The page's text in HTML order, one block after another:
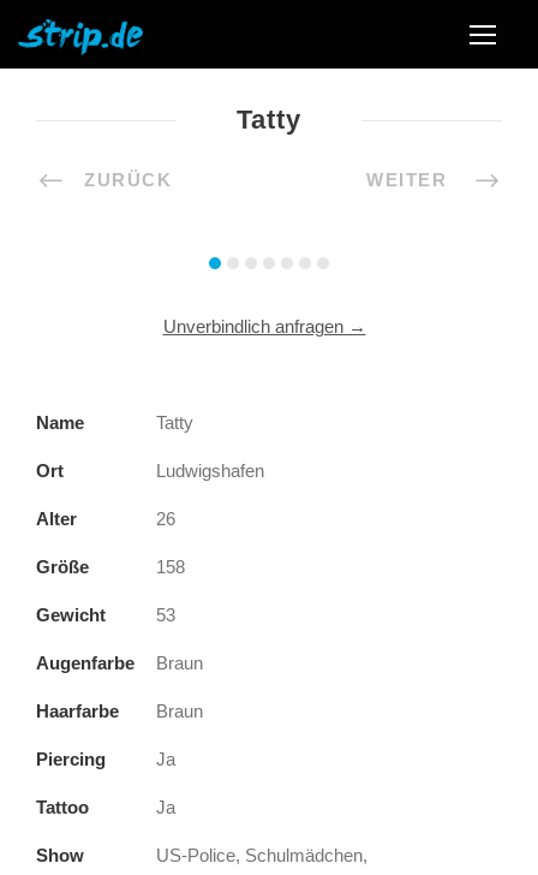
Tatty
Unverbindlich anfragen →
Name Tatty
Ort Ludwigshafen
Alter 26
Größe 158
Gewicht 53
Augenfarbe Braun
Haarfarbe Braun
Piercing Ja
Tattoo Ja
Show
US-Police, Schulmädchen,